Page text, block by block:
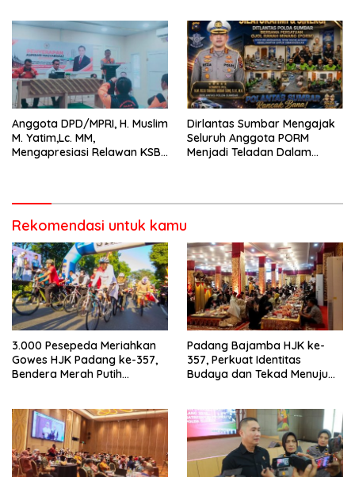
Anggota DPD/MPRI, H. Muslim
M. Yatim,Lc. MM,
Mengapresiasi Relawan KSB
Dirlantas Sumbar Mengajak
Seluruh Anggota PORM
Menjadi Teladan Dalam
Berkendara
Rekomendasi untuk kamu
3.000 Pesepeda Meriahkan
Gowes HJK Padang ke-357,
Bendera Merah Putih
Padang Bajamba HJK ke-
357, Perkuat Identitas
Budaya dan Tekad Menuju